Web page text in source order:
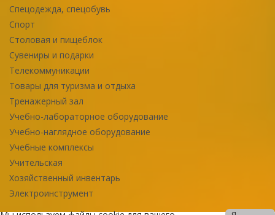
Спецодежда, спецобувь
Спорт
Столовая и пищеблок
Сувениры и подарки
Телекоммуникации
Товары для туризма и отдыха
Тренажерный зал
Учебно-лабораторное оборудование
Учебно-наглядное оборудование
Учебные комплексы
Учительская
Хозяйственный инвентарь
Электроинструмент